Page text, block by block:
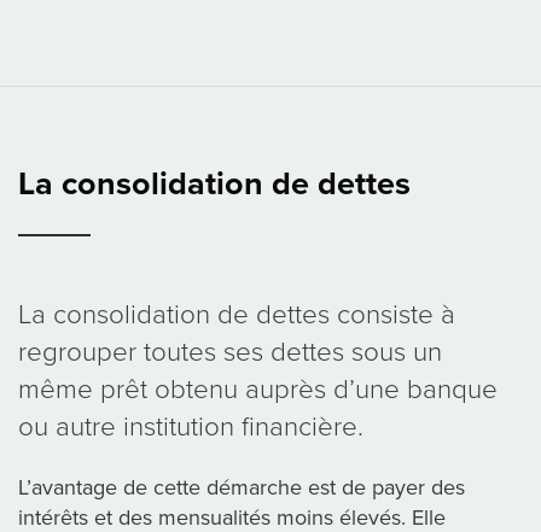
La consolidation de dettes
La consolidation de dettes consiste à
regrouper toutes ses dettes sous un
même prêt obtenu auprès d’une banque
ou autre institution financière.
L’avantage de cette démarche est de payer des
intérêts et des mensualités moins élevés. Elle